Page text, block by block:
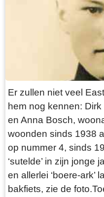
Er zullen niet veel
hem nog kennen:
en Anna Bosch,
woonden sinds 1938
op nummer 4, sinds
‘sutelde’ in zijn jonge
en allerlei ‘boere-ark’
bakfiets, zie de